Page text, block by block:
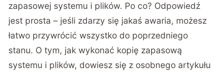
zapasowej systemu i plików. Po co? Odpowiedź
jest prosta – jeśli zdarzy się jakaś awaria, możesz
łatwo przywrócić wszystko do poprzedniego
stanu. O tym, jak wykonać kopię zapasową
systemu i plików, dowiesz się z osobnego artykułu